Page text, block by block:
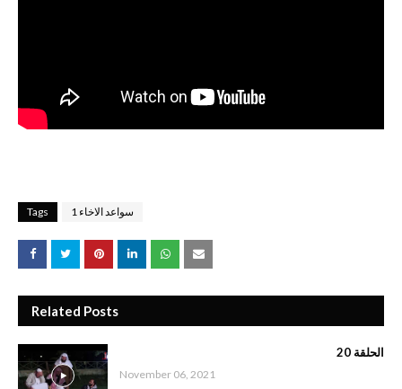
Tags سواعد الاخاء 1
Related Posts
الحلقة 20
November 06, 2021